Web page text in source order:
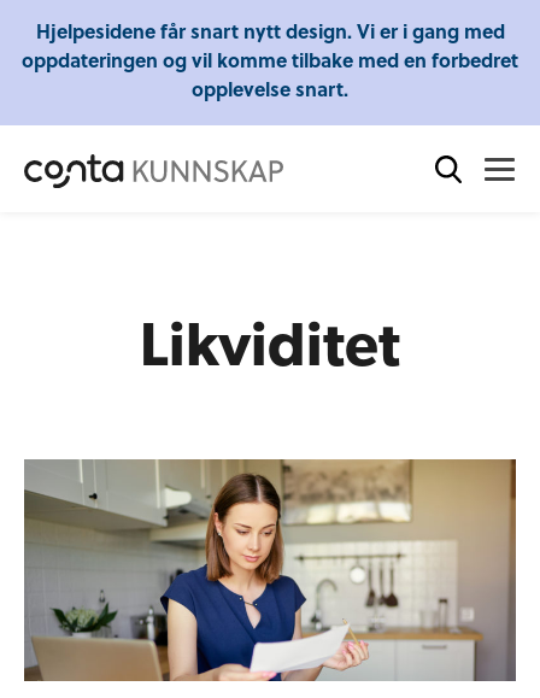
Gratis webinarer fra Conta - Lær om regnskap,
skatt og mye mer!
Likviditet
Hjelpesidene får snart nytt design. Vi er i gang med
oppdateringen og vil komme tilbake med en forbedret
opplevelse snart.